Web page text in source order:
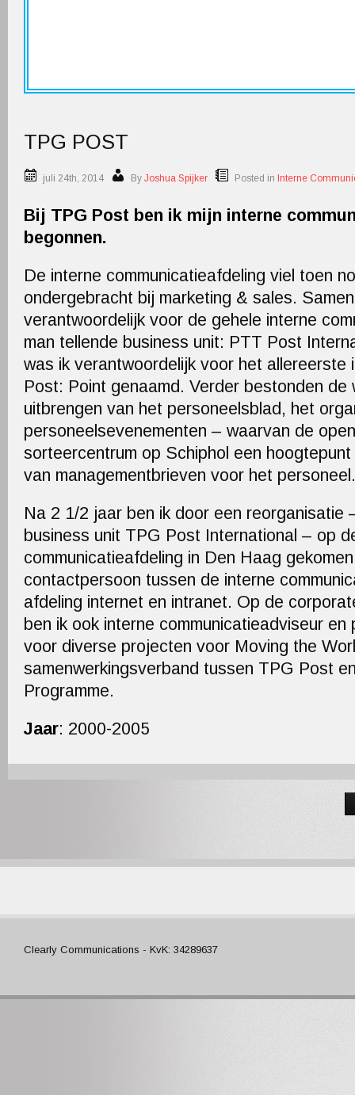
TPG POST
juli 24th, 2014 By Joshua Spijker Posted in Interne
Bij TPG Post ben ik mijn interne
begonnen.
De interne communicatieafdeling viel toen
ondergebracht bij marketing & sales.
verantwoordelijk voor de gehele interne
man tellende business unit: PTT Post
was ik verantwoordelijk voor het allereerste
Post: Point genaamd. Verder bestonden de
uitbrengen van het personeelsblad, het
personeelsevenementen – waarvan de
sorteercentrum op Schiphol een
van managementbrieven voor het personeel.
Na 2 1/2 jaar ben ik door een reorganisatie
business unit TPG Post International – op
communicatieafdeling in Den Haag
contactpersoon tussen de interne
afdeling internet en intranet. Op de
ben ik ook interne communicatieadviseur
voor diverse projecten voor Moving the
samenwerkingsverband tussen TPG Post
Programme.
Jaar: 2000-2005
Clearly Communications - KvK: 34289637